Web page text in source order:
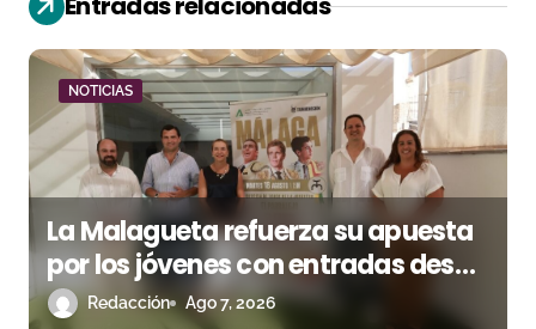
n
d
e
e
n
t
NOTICIAS
La Malagueta refuerza su apuesta
por los jóvenes con entradas desde
un euro
Redacción Ago 7, 2026